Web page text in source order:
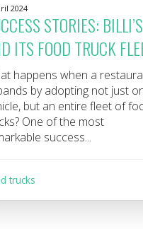
2024
STORIES: BILLI’S
ITS FOOD TRUCK
happens when a
by adopting not just
but an entire fleet of
One of the most
success...
trucks